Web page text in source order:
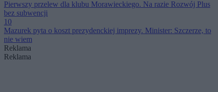
Pierwszy przelew dla klubu Morawieckiego. Na razie Rozwój Plus
bez subwencji
10
Mazurek pyta o koszt prezydenckiej imprezy. Minister: Szczerze, to
nie wiem
Reklama
Reklama